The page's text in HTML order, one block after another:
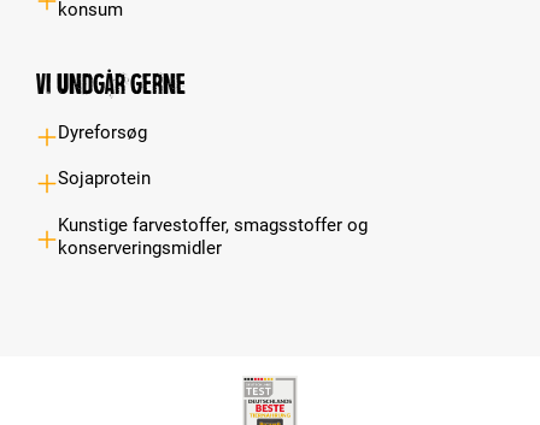
konsum
Vi undgår gerne
Dyreforsøg
Sojaprotein
Kunstige farvestoffer, smagsstoffer og
konserveringsmidler